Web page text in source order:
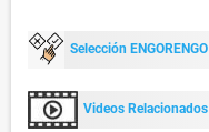
Selección ENGORENGO
Videos Relacionados